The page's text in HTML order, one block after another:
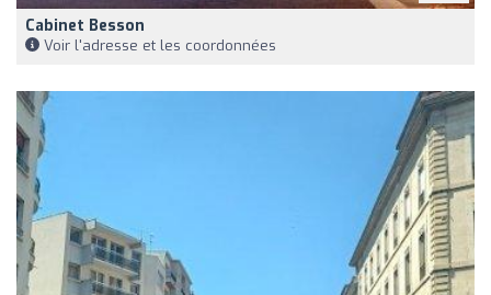
Cabinet Besson
Voir l'adresse et les coordonnées